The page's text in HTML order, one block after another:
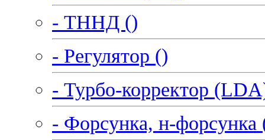
- ТННД ()
- Регулятор ()
- Турбо-корректор
- Форсунка, н-форсунка